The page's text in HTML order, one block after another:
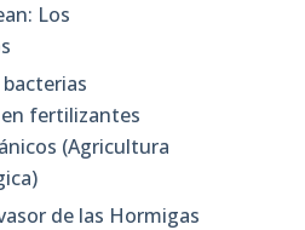
Los
fertilizantes
(Agricultura
de las Hormigas